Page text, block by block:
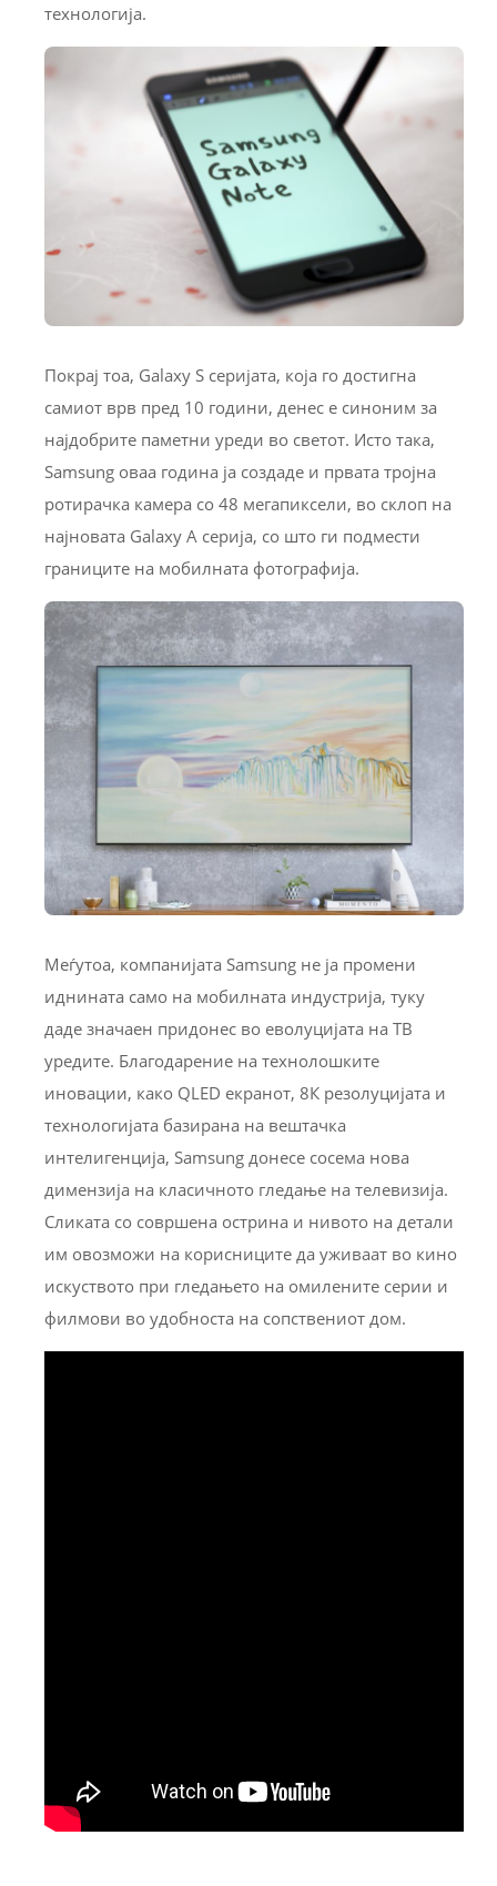
технологија.
Покрај тоа, Galaxy S серијата, која го достигна
самиот врв пред 10 години, денес е синоним за
најдобрите паметни уреди во светот. Исто така,
Samsung оваа година ја создаде и првата тројна
ротирачка камера со 48 мегапиксели, во склоп на
најновата Galaxy A серија, со што ги подмести
границите на мобилната фотографија.
Меѓутоа, компанијата Samsung не ја промени
иднината само на мобилната индустрија, туку
даде значаен придонес во еволуцијата на ТВ
уредите. Благодарение на технолошките
иновации, како QLED екранот, 8К резолуцијата и
технологијата базирана на вештачка
интелигенција, Samsung донесе сосема нова
димензија на класичното гледање на телевизија.
Сликата со совршена острина и нивото на детали
им овозможи на корисниците да уживаат во кино
искуството при гледањето на омилените серии и
филмови во удобноста на сопствениот дом.